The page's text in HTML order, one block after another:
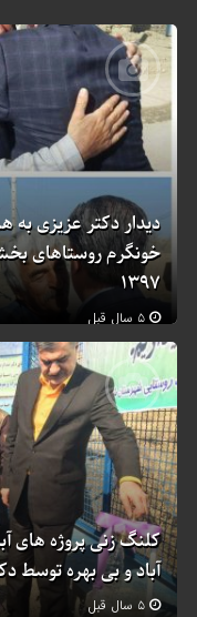
دیدار دکتر عزیزی به
خونگرم روستاهای
۱۳۹۷
۵ سال قبل
کلنگ زنی پروژه های
آباد و بی بهره توسط دکتر
۵ سال قبل